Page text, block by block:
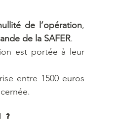
de l’opération,
de la SAFER.
est portée à leur
entre 1500 euros
?